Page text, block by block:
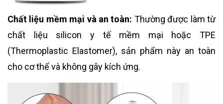
Chất liệu mềm mại và an toàn: Thường được làm từ
chất liệu silicon y tế mềm mại hoặc TPE
(Thermoplastic Elastomer), sản phẩm này an toàn
cho cơ thể và không gây kích ứng.